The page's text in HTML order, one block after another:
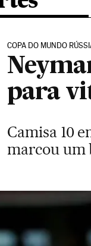
COPA DO MUNDO
para
Camisa 10
marcou um